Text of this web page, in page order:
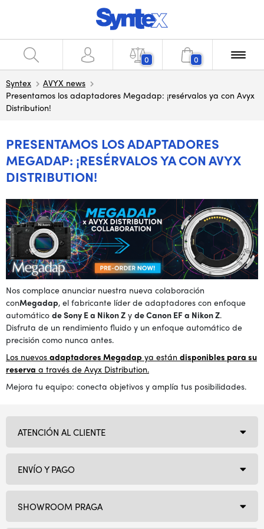
0 0
Syntex
AVYX news
Presentamos los adaptadores Megadap: ¡resérvalos ya con Avyx
Distribution!
PRESENTAMOS LOS ADAPTADORES
MEGADAP: ¡RESÉRVALOS YA CON AVYX
DISTRIBUTION!
Nos complace anunciar nuestra nueva colaboración
conMegadap, el fabricante líder de adaptadores con enfoque
automático de Sony E a Nikon Z y de Canon EF a Nikon Z.
Disfruta de un rendimiento fluido y un enfoque automático de
precisión como nunca antes.
Los nuevos adaptadores Megadap ya están disponibles para su
reserva a través de Avyx Distribution.
Mejora tu equipo: conecta objetivos y amplía tus posibilidades.
SHOWROOM PRAGA
ATENCIÓN AL CLIENTE
ENVÍO Y PAGO